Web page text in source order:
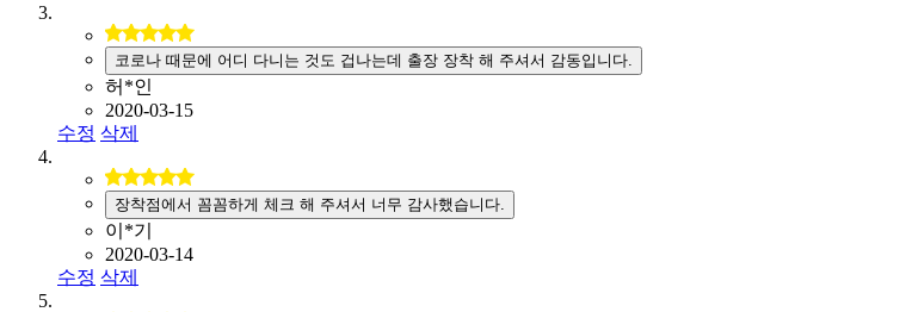
코로나 때문에 어디 다니는 것도 겁나는데 출장 장착 해 주셔서 감동입니다.
허*인
2020-03-15
수정 삭제
장착점에서 꼼꼼하게 체크 해 주셔서 너무 감사했습니다.
이*기
2020-03-14
수정 삭제